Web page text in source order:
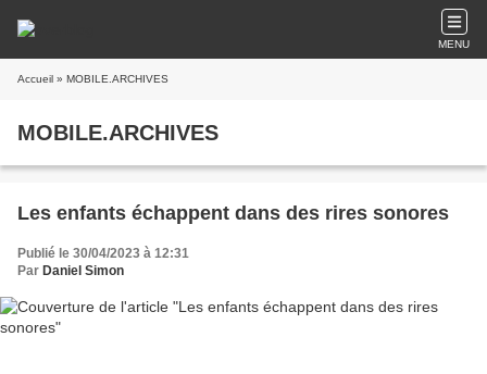
MENU
Accueil » MOBILE.ARCHIVES
MOBILE.ARCHIVES
Les enfants échappent dans des rires sonores
Publié le 30/04/2023 à 12:31
Par Daniel Simon